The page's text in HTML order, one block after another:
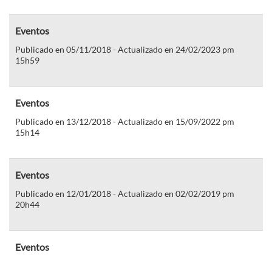
Eventos
Publicado en 05/11/2018 - Actualizado en 24/02/2023 pm
15h59
Eventos
Publicado en 13/12/2018 - Actualizado en 15/09/2022 pm
15h14
Eventos
Publicado en 12/01/2018 - Actualizado en 02/02/2019 pm
20h44
Eventos